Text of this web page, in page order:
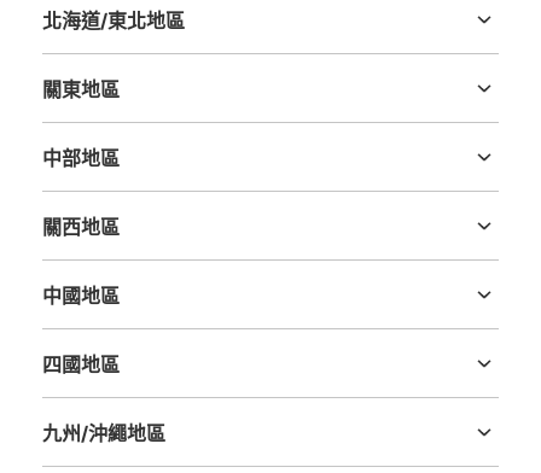
北海道/東北地區
關東地區
中部地區
關西地區
中國地區
四國地區
九州/沖繩地區